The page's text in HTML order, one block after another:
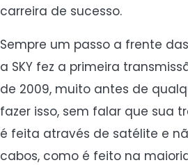
carreira de sucesso.
Sempre um passo a frente
a SKY fez a primeira
de 2009, muito antes de
fazer isso, sem falar que sua
é feita através de satélite e
cabos, como é feito na